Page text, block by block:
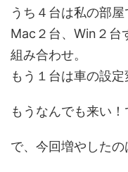
うち４台は私の部屋
Mac２台、Win２台
組み合わせ。
もう１台は車の設定
もうなんでも来い！
で、今回増やしたの